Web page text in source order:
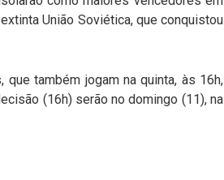
União Soviética, que conquistou
também jogam na quinta, às 16h,
(16h) serão no domingo (11), na